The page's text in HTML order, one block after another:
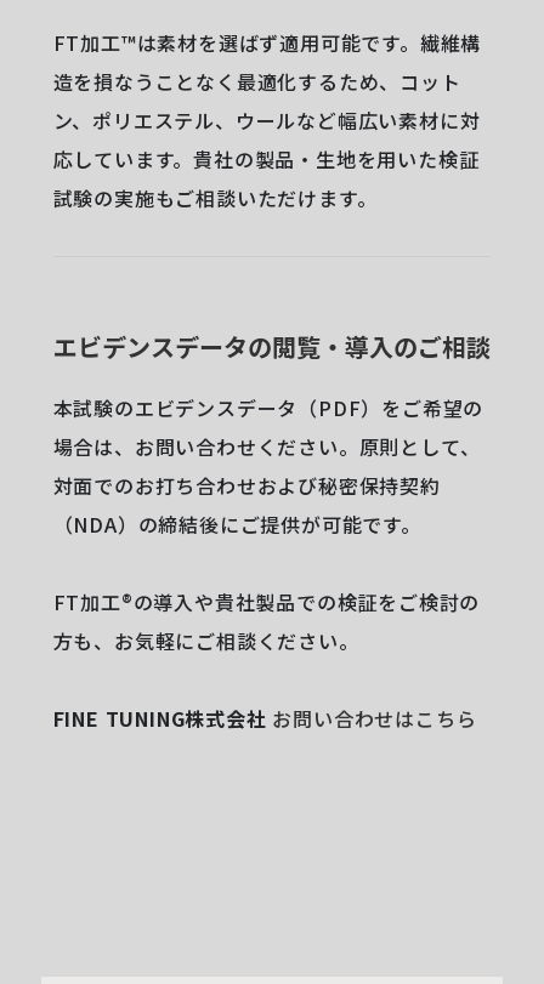
FT加工™︎は素材を選ばず適用可能です。繊維構
造を損なうことなく最適化するため、コット
ン、ポリエステル、ウールなど幅広い素材に対
応しています。貴社の製品・生地を用いた検証
試験の実施もご相談いただけます。
エビデンスデータの閲覧・導入のご相談
本試験のエビデンスデータ（PDF）をご希望の
場合は、お問い合わせください。原則として、
対面でのお打ち合わせおよび秘密保持契約
（NDA）の締結後にご提供が可能です。
FT加工®の導入や貴社製品での検証をご検討の
方も、お気軽にご相談ください。
FINE TUNING株式会社 お問い合わせはこちら